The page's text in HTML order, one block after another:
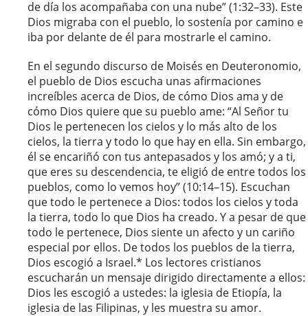
de día los acompañaba con una nube” (1:32–33). Este
Dios migraba con el pueblo, lo sostenía por camino e
iba por delante de él para mostrarle el camino.
En el segundo discurso de Moisés en Deuteronomio,
el pueblo de Dios escucha unas afirmaciones
increíbles acerca de Dios, de cómo Dios ama y de
cómo Dios quiere que su pueblo ame: “Al Señor tu
Dios le pertenecen los cielos y lo más alto de los
cielos, la tierra y todo lo que hay en ella. Sin embargo,
él se encariñó con tus antepasados y los amó; y a ti,
que eres su descendencia, te eligió de entre todos los
pueblos, como lo vemos hoy” (10:14–15). Escuchan
que todo le pertenece a Dios: todos los cielos y toda
la tierra, todo lo que Dios ha creado. Y a pesar de que
todo le pertenece, Dios siente un afecto y un cariño
especial por ellos. De todos los pueblos de la tierra,
Dios escogió a Israel.* Los lectores cristianos
escucharán un mensaje dirigido directamente a ellos:
Dios les escogió a ustedes: la iglesia de Etiopía, la
iglesia de las Filipinas, y les muestra su amor.